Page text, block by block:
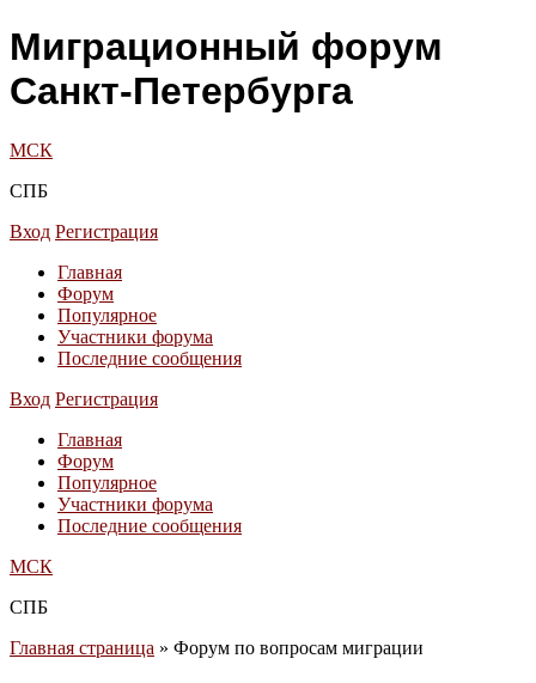
Миграционный форум
Санкт-Петербурга
МСК
СПБ
Вход Регистрация
Главная
Форум
Популярное
Участники форума
Последние сообщения
Вход Регистрация
Главная
Форум
Популярное
Участники форума
Последние сообщения
МСК
СПБ
Главная страница » Форум по вопросам миграции